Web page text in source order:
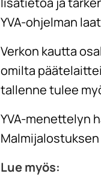
YVA-ohjelman
Verkon kautta
omilta
tallenne tulee
YVA-menettelyn
Lue myös: